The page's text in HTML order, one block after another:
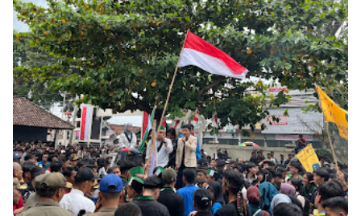
Raushan
Design
With
Shroff
Templates